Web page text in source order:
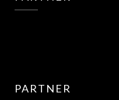
PARTNER